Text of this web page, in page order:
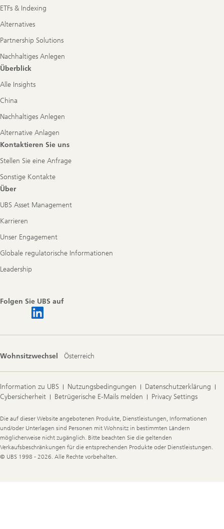
ETFs & Indexing
Alternatives
Partnership Solutions
Nachhaltiges Anlegen
Überblick
Alle Insights
China
Nachhaltiges Anlegen
Alternative Anlagen
Kontaktieren Sie uns
Stellen Sie eine Anfrage
Sonstige Kontakte
Über
UBS Asset Management
Karrieren
Unser Engagement
Globale regulatorische Informationen
Leadership
Folgen Sie UBS auf
Wohnsitzwechsel Österreich
Information zu UBS Nutzungsbedingungen
Datenschutzerklärung
Cybersicherheit
Betrügerische E-Mails melden Privacy Settings
Legal
Information
Die auf dieser Website angebotenen Produkte, Dienstleistungen, Informationen
und/oder Unterlagen sind Personen mit Wohnsitz in bestimmten Ländern
möglicherweise nicht zugänglich. Bitte beachten Sie die geltenden
Verkaufsbeschränkungen für die entsprechenden Produkte oder Dienstleistungen.
© UBS 1998 - 2026. Alle Rechte vorbehalten.